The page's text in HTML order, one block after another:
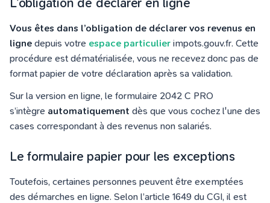
Vous êtes dans l’obligation de déclarer vos revenus en
ligne depuis votre espace particulier impots.gouv.fr. Cette
procédure est dématérialisée, vous ne recevez donc pas de
format papier de votre déclaration après sa validation.
Sur la version en ligne, le formulaire 2042 C PRO
s’intègre automatiquement dès que vous cochez l'une des
cases correspondant à des revenus non salariés.
Le formulaire papier pour les exceptions
Toutefois, certaines personnes peuvent être exemptées
des démarches en ligne. Selon l’article 1649 du CGI, il est